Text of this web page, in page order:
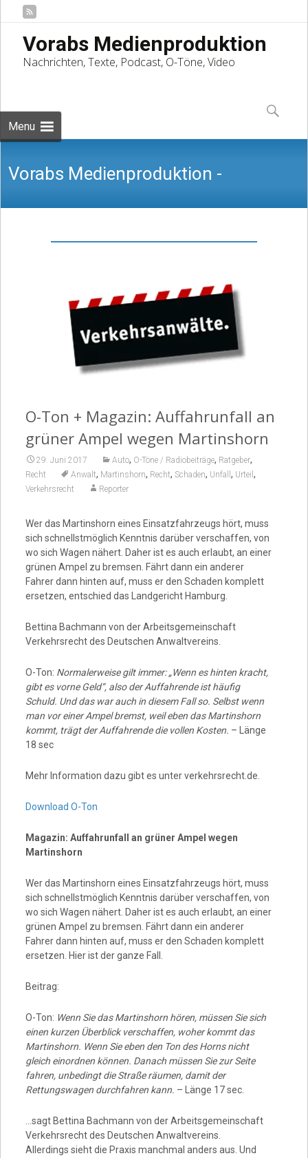
Vorabs Medienproduktion
Nachrichten, Texte, Podcast, O-Töne, Video
Menu
to
content
Suchen
nach:
Vorabs Medienproduktion -
Nachrichten, Texte, Podcast, O-Töne,
O-Ton + Magazin: Auffahrunfall an
grüner Ampel wegen Martinshorn
29. Juni 2017 Auto, O-Töne / Radiobeiträge, Ratgeber,
Recht Anwalt, Martinshorn, Recht, Schaden, Unfall , Urteil ,
Verkehrsrecht Reporter
Wer das Martinshorn eines Einsatzfahrzeugs hört, muss
sich schnellstmöglich Kenntnis darüber verschaffen, von
wo sich Wagen nähert. Daher ist es auch erlaubt, an einer
grünen Ampel zu bremsen. Fährt dann ein anderer
Fahrer dann hinten auf, muss er den Schaden komplett
ersetzen, entschied das Landgericht Hamburg.
Bettina Bachmann von der Arbeitsgemeinschaft
Verkehrsrecht des Deutschen Anwaltvereins.
O-Ton: Normalerweise gilt immer: „Wenn es hinten kracht,
gibt es vorne Geld“, also der Auffahrende ist häufig
Schuld. Und das war auch in diesem Fall so. Selbst wenn
man vor einer Ampel bremst, weil eben das Martinshorn
kommt, trägt der Auffahrende die vollen Kosten. – Länge
18 sec
Mehr Information dazu gibt es unter verkehrsrecht.de.
Download O-Ton
Magazin: Auffahrunfall an grüner Ampel wegen
Martinshorn
Wer das Martinshorn eines Einsatzfahrzeugs hört, muss
sich schnellstmöglich Kenntnis darüber verschaffen, von
wo sich Wagen nähert. Daher ist es auch erlaubt, an einer
grünen Ampel zu bremsen. Fährt dann ein anderer
Fahrer dann hinten auf, muss er den Schaden komplett
ersetzen. Hier ist der ganze Fall.
Beitrag:
O-Ton: Wenn Sie das Martinshorn hören, müssen Sie sich
einen kurzen Überblick verschaffen, woher kommt das
Martinshorn. Wenn Sie eben den Ton des Horns nicht
gleich einordnen können. Danach müssen Sie zur Seite
fahren, unbedingt die Straße räumen, damit der
Rettungswagen durchfahren kann. – Länge 17 sec.
…sagt Bettina Bachmann von der Arbeitsgemeinschaft
Verkehrsrecht des Deutschen Anwaltvereins.
Allerdings sieht die Praxis manchmal anders aus. Und